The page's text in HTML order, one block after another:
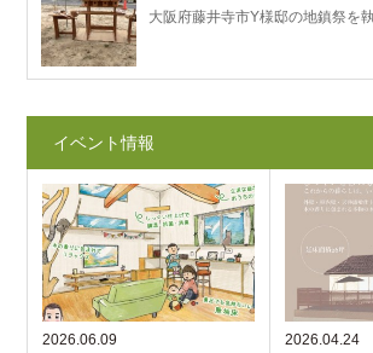
大阪府藤井寺市Y様邸の地鎮祭を
イベント情報
2026.06.09
2026.04.24